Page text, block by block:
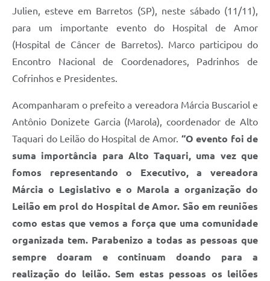
Julien, esteve em Barretos (SP), neste sábado (11/11),
para um importante evento do Hospital de Amor
(Hospital de Câncer de Barretos). Marco participou do
Encontro Nacional de Coordenadores, Padrinhos de
Cofrinhos e Presidentes.
Acompanharam o prefeito a vereadora Márcia Buscariol e
Antônio Donizete Garcia (Marola), coordenador de Alto
Taquari do Leilão do Hospital de Amor. “O evento foi de
suma importância para Alto Taquari, uma vez que
fomos representando o Executivo, a vereadora
Márcia o Legislativo e o Marola a organização do
Leilão em prol do Hospital de Amor. São em reuniões
como estas que vemos a força que uma comunidade
organizada tem. Parabenizo a todas as pessoas que
sempre doaram e continuam doando para a
realização do leilão. Sem estas pessoas os leilões